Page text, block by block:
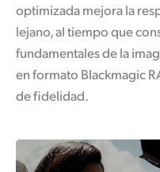
optimizada mejorala
lejano, al tiempo que
fundamentales de la
en formato Blackmagic
de fidelidad.